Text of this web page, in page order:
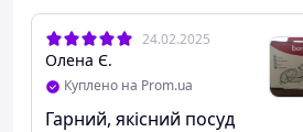
на стол сразу из печи.
24.02.2025
Олена Є.
Куплено на Prom.ua
Гарний, якісний посуд